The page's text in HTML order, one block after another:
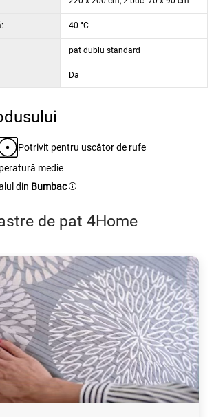
40 °C
pat dublu standard
Da
Potrivit pentru uscător de rufe
medie
din Bumbac
de pat 4Home